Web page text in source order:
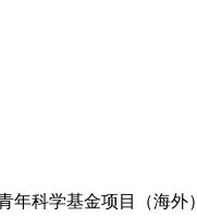
年科学基金项目（海外）